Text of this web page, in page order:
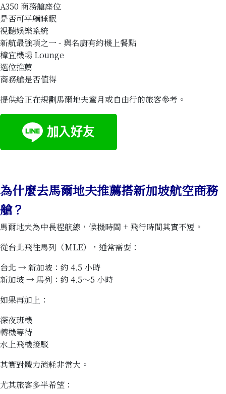
A350 商務艙座位
是否可平躺睡眠
視聽娛樂系統
新航最強項之一 - 與名廚有約機上餐點
樟宜機場 Lounge
選位推薦
商務艙是否值得
提供給正在規劃馬爾地夫蜜月或自由行的旅客參考。
為什麼去馬爾地夫推薦搭新加坡航空商務
艙？
馬爾地夫為中長程航線，候機時間 + 飛行時間其實不短。
從台北飛往馬列（MLE），通常需要：
台北 → 新加坡：約 4.5 小時
新加坡 → 馬列：約 4.5～5 小時
如果再加上：
深夜班機
轉機等待
水上飛機接駁
其實對體力消耗非常大。
尤其旅客多半希望：